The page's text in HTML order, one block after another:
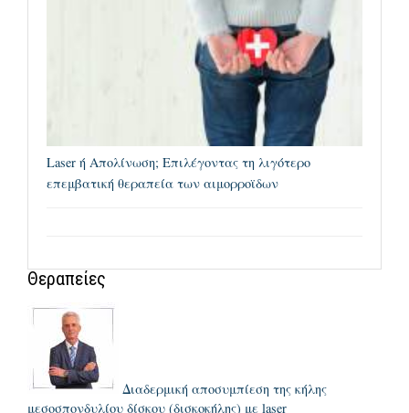
Laser ή Aπολίνωση; Επιλέγοντας τη λιγότερο
επεμβατική θεραπεία των αιμορροϊδων
Θεραπείες
Διαδερμική αποσυμπίεση της κήλης
μεσοσπονδυλίου δίσκου (δισκοκήλης) με laser